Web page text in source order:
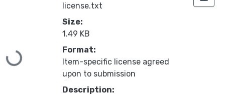
Loading...
license.txt
Size:
1.49 KB
Format:
Item-specific license agreed
upon to submission
Description: